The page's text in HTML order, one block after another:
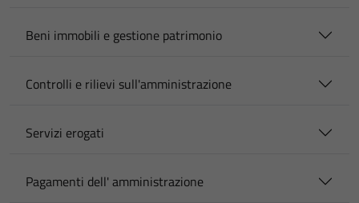
Beni immobili e gestione patrimonio
Controlli e rilievi sull'amministrazione
Servizi erogati
Pagamenti dell' amministrazione